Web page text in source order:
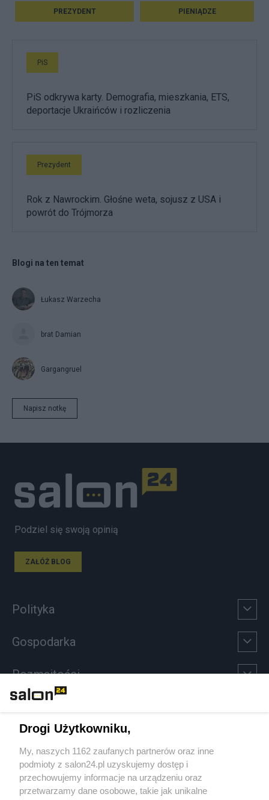
PREZYDENT PIENIĄDZE
PiS
PiS odkrywa karty. Demografia, mieszkania, ETS,
deportacje Ukraińców i rozliczenia
Prezydent
Rok z Nawrockim. Głośne weta, sojusz z USA i
powrót do Trójmorza
Blogi na ten temat
Łukasz Warzecha
brat Damian
Gargangruel
Napisz notkę
Podziel się swoją opinią
ZAŁÓŻ BLOG
Polityka
Gospodarka
Rozmaitości
Sport
Społeczeństwo
Drogi Użytkowniku,
My, naszych 1162 zaufanych partnerów oraz inne
podmioty z salon24.pl uzyskujemy dostęp i
przechowujemy informacje na urządzeniu oraz
przetwarzamy dane osobowe, takie jak unikalne